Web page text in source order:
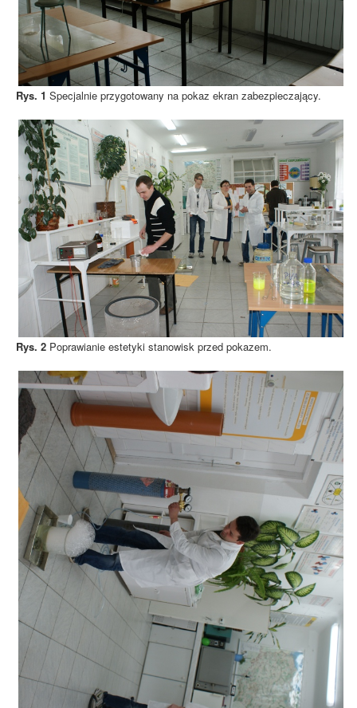
Rys. 1 Specjalnie przygotowany na pokaz ekran zabezpieczający.
Rys. 2 Poprawianie estetyki stanowisk przed pokazem.